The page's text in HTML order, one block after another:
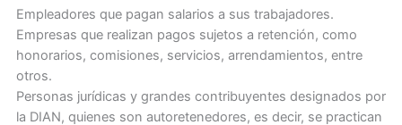
Empleadores que pagan salarios a sus trabajadores.
Empresas que realizan pagos sujetos a retención, como
honorarios, comisiones, servicios, arrendamientos, entre
otros.
Personas jurídicas y grandes contribuyentes designados por
la DIAN, quienes son autoretenedores, es decir, se practican